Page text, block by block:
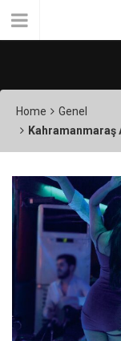
Home
Genel
Kahramanmaraş